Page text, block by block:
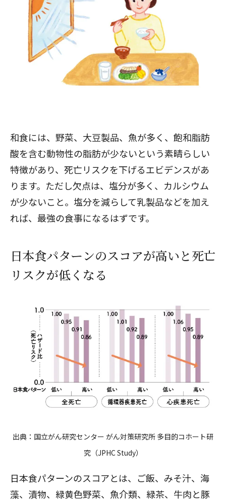
和食には、野菜、大豆製品、魚が多く、飽和脂肪
酸を含む動物性の脂肪が少ないという素晴らしい
特徴があり、死亡リスクを下げるエビデンスがあ
ります。ただし欠点は、塩分が多く、カルシウム
が少ないこと。塩分を減らして乳製品などを加え
れば、最強の食事になるはずです。
日本食パターンのスコアが高いと死亡
リスクが低くなる
出典：国立がん研究センター がん対策研究所 多目的コホート研
究（JPHC Study）
日本食パターンのスコアとは、ご飯、みそ汁、海
藻、漬物、緑黄色野菜、魚介類、緑茶、牛肉と豚